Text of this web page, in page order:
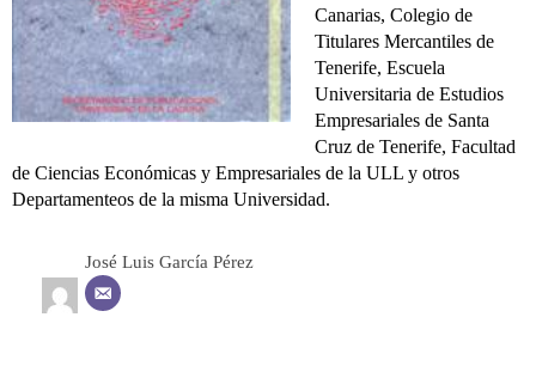
Canarias, Colegio de
Titulares Mercantiles de
Tenerife, Escuela
Universitaria de Estudios
Empresariales de Santa
Cruz de Tenerife, Facultad
de Ciencias Económicas y Empresariales de la ULL y otros
Departamenteos de la misma Universidad.
José Luis García Pérez